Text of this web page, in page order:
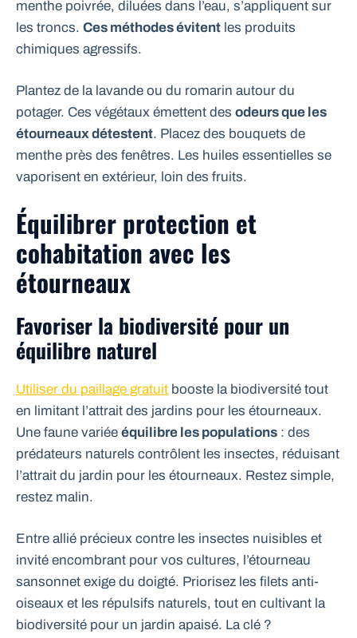
menthe poivrée, diluées dans l’eau, s’appliquent sur
les troncs. Ces méthodes évitent les produits
chimiques agressifs.
Plantez de la lavande ou du romarin autour du
potager. Ces végétaux émettent des odeurs que les
étourneaux détestent. Placez des bouquets de
menthe près des fenêtres. Les huiles essentielles se
vaporisent en extérieur, loin des fruits.
Équilibrer protection et
cohabitation avec les
étourneaux
Favoriser la biodiversité pour un
équilibre naturel
Utiliser du paillage gratuit booste la biodiversité tout
en limitant l’attrait des jardins pour les étourneaux.
Une faune variée équilibre les populations : des
prédateurs naturels contrôlent les insectes, réduisant
l’attrait du jardin pour les étourneaux. Restez simple,
restez malin.
Entre allié précieux contre les insectes nuisibles et
invité encombrant pour vos cultures, l’étourneau
sansonnet exige du doigté. Priorisez les filets anti-
oiseaux et les répulsifs naturels, tout en cultivant la
biodiversité pour un jardin apaisé. La clé ?